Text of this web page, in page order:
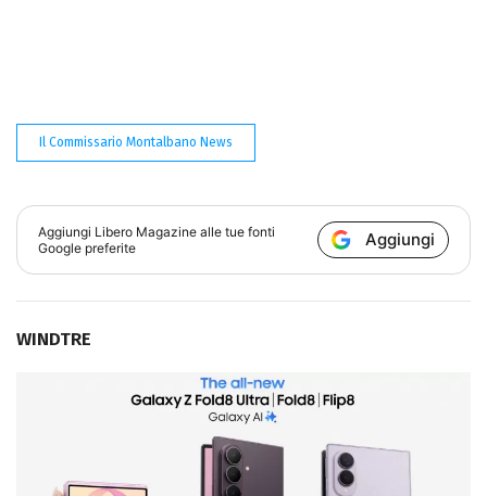
Il Commissario Montalbano News
Aggiungi Libero Magazine alle tue fonti
Google preferite
Aggiungi
WINDTRE